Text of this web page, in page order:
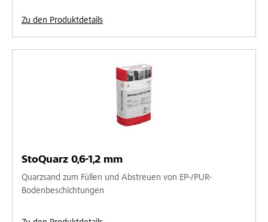
Zu den Produktdetails
StoQuarz 0,6-1,2 mm
Quarzsand zum Füllen und Abstreuen von EP-/PUR-
Bodenbeschichtungen